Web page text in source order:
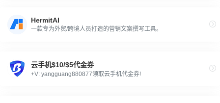
HermitAI
一款专为外贸/跨境人员打造的营销文案撰写工具。
云手机$10/$5代金券
+V: yangguang880877领取云手机代金券!